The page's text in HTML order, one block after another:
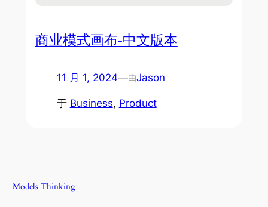
商业模式画布-中文版本
11 月 1, 2024—由Jason
于 Business, Product
Models Thinking